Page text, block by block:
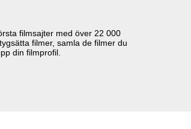
filmsajter med över 22 000
filmer, samla de filmer du
din filmprofil.